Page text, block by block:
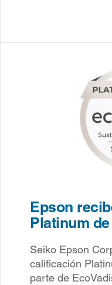
Epson
Platinum
Seiko Epson
calificación
parte de